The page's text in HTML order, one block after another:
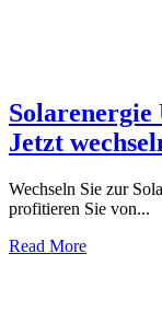
Solarenergie
Jetzt
Wechseln Sie zur
profitieren Sie von...
Read More